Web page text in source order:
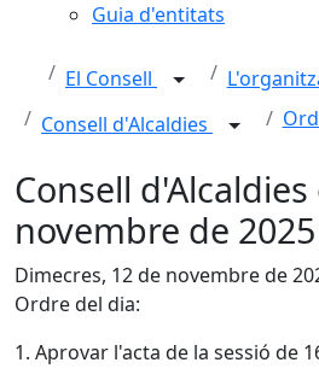
Guia d'entitats
El Consell
Consell d'Alcaldies
Consell
novembre de 2025
Dimecres, 12 de novembre de
Ordre del dia:
1. Aprovar l'acta de la sessió de